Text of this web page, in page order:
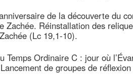
de la découverte du
Réinstallation des
(Lc 19,1-10).
Temps Ordinaire C : jour où
de groupes de